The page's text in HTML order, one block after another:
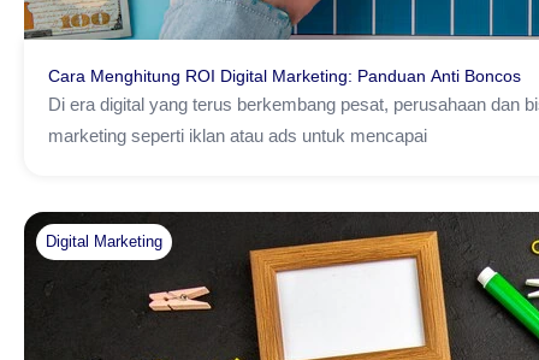
Cara Menghitung ROI Digital Marketing: Panduan Anti Boncos
Di era digital yang terus berkembang pesat, perusahaan dan
marketing seperti iklan atau ads untuk mencapai
Digital Marketing